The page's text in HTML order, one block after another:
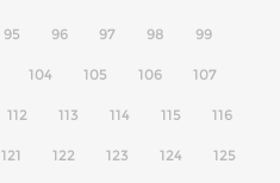
95 96 97 98 99
104 105 106 107
112 113 114 115 116
121 122 123 124 125